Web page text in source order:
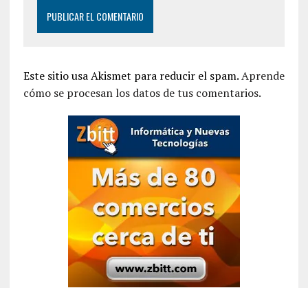
Este sitio usa Akismet para reducir el spam.Aprende
cómo se procesan los datos de tus comentarios.